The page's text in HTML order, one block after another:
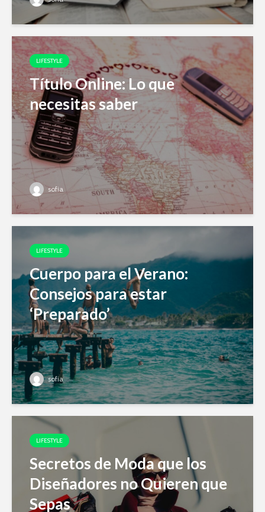
LIFESTYLE
Título Online: Lo que
necesitas saber
sofia
LIFESTYLE
Cuerpo para el Verano:
Consejos para estar
‘Preparado’
sofia
LIFESTYLE
Secretos de Moda que los
Diseñadores no Quieren que
Sepas